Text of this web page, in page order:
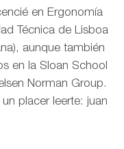
en Ergonomía
Técnica de Lisboa
aunque también
en la Sloan School
Norman Group.
placer leerte: juan